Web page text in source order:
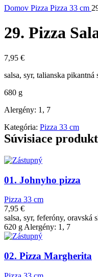
Domov Pizza Pizza 33 cm
29. Pizza
7,95 €
salsa, syr, talianska
680 g
Alergény: 1, 7
Kategória: Pizza 33 cm
Súvisiace
01. Johnyho pizza
Pizza 33 cm
7,95 €
salsa, syr, feferóny,
620 g Alergény: 1, 7
02. Pizza Margherita